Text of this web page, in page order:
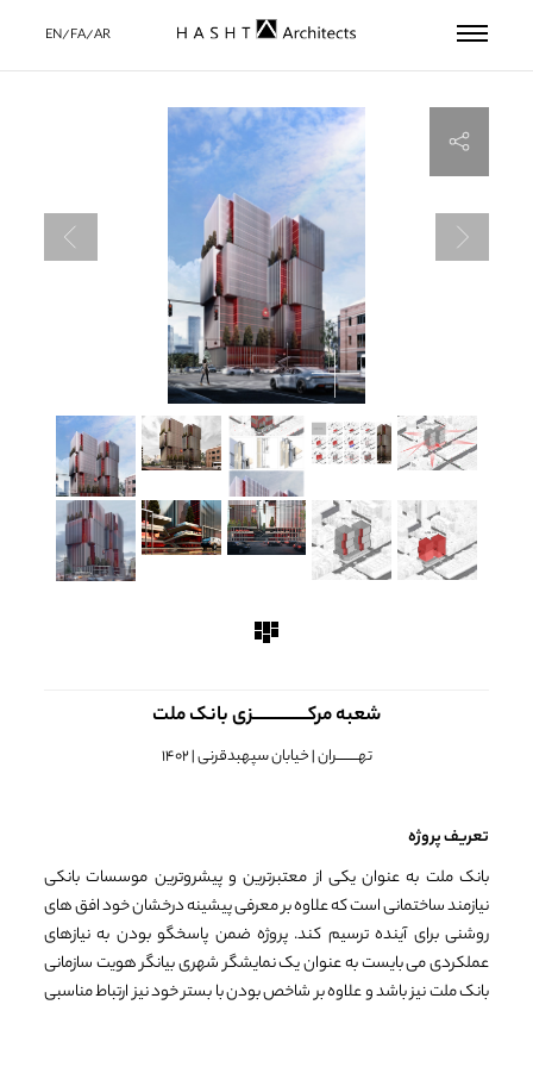
EN/FA/AR
شعبه مرکـــــــــــــــزی بانک ملت
تهـــــــــران | خیابان سپهبدقرنی | 1402
تعریف پروژه
بانک ملت به عنوان یکی از معتبرترین و پیشروترین موسسات بانکی
نیازمند ساختمانی است که علاوه بر معرفی پیشینه درخشان خود افق های
روشنی برای آینده ترسیم کند. پروژه ضمن پاسخگو بودن به نیازهای
عملکردی می بایست به عنوان یک نمایشگر شهری بیانگر هویت سازمانی
بانک ملت نیز باشد و علاوه بر شاخص بودن با بستر خود نیز ارتباط مناسبی